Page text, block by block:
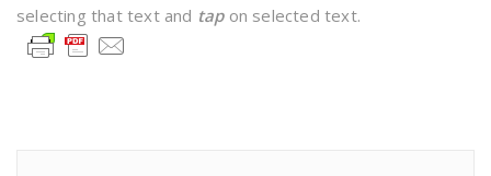
selecting that text and tapon selected text.